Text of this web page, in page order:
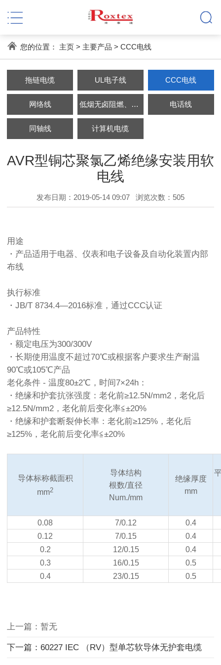
您的位置： 主页> 主要产品 > CCC电线
拖链电缆 UL电子线 CCC电线
网络线 低烟无卤阻燃、耐火电缆 电话线
同轴线 计算机电缆
AVR型铜芯聚氯乙烯绝缘安装用软
电线
发布日期：2019-05-14 09:07 浏览次数： 505
用途
・产品适用于电器、仪表和电子设备及自动化装置内部
布线
执行标准
・JB/T 8734.4—2016标准，通过CCC认证
产品特性
・额定电压为300/300V
・长期使用温度不超过70℃或根据客户要求生产耐温
90℃或105℃产品
老化条件 - 温度80±2℃，时间7×24h：
・绝缘和护套抗张强度：老化前≥12.5N/mm2，老化后
≥12.5N/mm2，老化前后变化率≦±20%
・绝缘和护套断裂伸长率：老化前≥125%，老化后
≥125%，老化前后变化率≦±20%
导体标称截面积
mm2
导体结构
根数/直径
Num./mm
绝缘厚度
mm
0.08 7/0.12
0.4
0.12
7/0.15
0.4
0.2
12/0.15
0.4
0.3
16/0.15
0.5
0.4
23/0.15 0.5
上一篇：暂无
下一篇：60227 IEC （RV）型单芯软导体无护套电缆